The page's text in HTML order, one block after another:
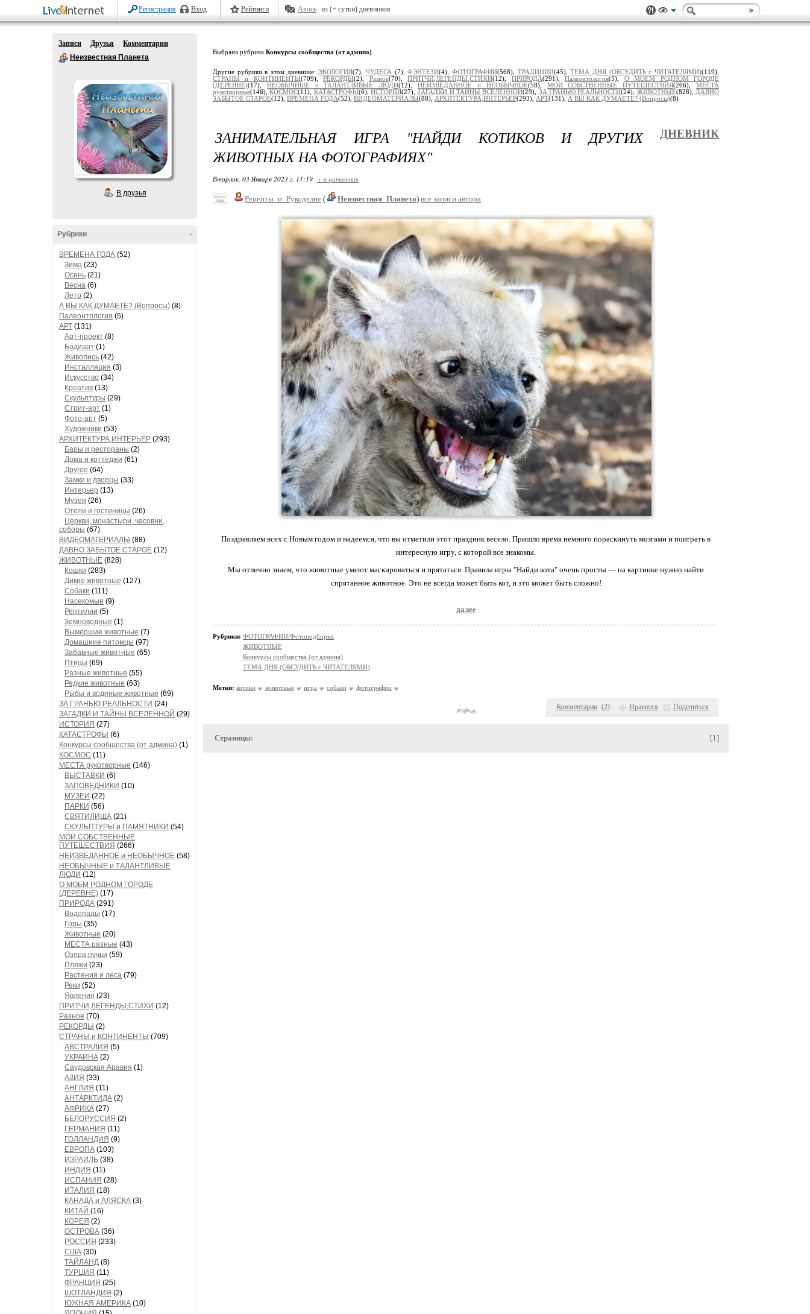
Регистрация Вход Рейтинги Авось из (+ сутки) дневников
Записи Друзья
Комментарии
Неизвестная Планета
В друзья
-
Рубрики
ВРЕМЕНА ГОДА (52)
Зима (23)
Осень (21)
Весна (6)
Лето (2)
А ВЫ КАК ДУМАЕТЕ? (Вопросы) (8)
Палеонтология (5)
АРТ (131)
Арт-проект (8)
Бодиарт (1)
Живопись (42)
Инсталляция (3)
Искусство (34)
Креатив (13)
Скульптуры (29)
Стрит-арт (1)
Фото-арт (5)
Художники (53)
АРХИТЕКТУРА,ИНТЕРЬЕР (293)
Бары и рестораны (2)
Дома и коттеджи (61)
Другое (64)
Замки и дворцы (33)
Интерьер (13)
Музеи (26)
Отели и гостиницы (26)
Церкви, монастыри, часовни,
соборы (67)
ВИДЕОМАТЕРИАЛЫ (88)
ДАВНО ЗАБЫТОЕ СТАРОЕ (12)
ЖИВОТНЫЕ (828)
Кошки (283)
Дикие животные (127)
Собаки (111)
Насекомые (9)
Рептилии (5)
Земноводные (1)
Вымершие животные (7)
Домашние питомцы (97)
Забавные животные (65)
Птицы (69)
Разные животные (55)
Редкие животные (63)
Рыбы и водяные животные (69)
ЗА ГРАНЬЮ РЕАЛЬНОСТИ (24)
ЗАГАДКИ И ТАЙНЫ ВСЕЛЕННОЙ (29)
ИСТОРИЯ (27)
КАТАСТРОФЫ (6)
Конкурсы сообщества (от админа) (1)
КОСМОС (11)
МЕСТА рукотворные (146)
ВЫСТАВКИ (6)
ЗАПОВЕДНИКИ (10)
МУЗЕИ (22)
ПАРКИ (56)
СВЯТИЛИЩА (21)
СКУЛЬПТУРЫ и ПАМЯТНИКИ (54)
МОИ СОБСТВЕННЫЕ
ПУТЕШЕСТВИЯ (266)
НЕИЗВЕДАННОЕ и НЕОБЫЧНОЕ (58)
НЕОБЫЧНЫЕ и ТАЛАНТЛИВЫЕ
ЛЮДИ (12)
О МОЕМ РОДНОМ ГОРОДЕ
(ДЕРЕВНЕ) (17)
ПРИРОДА (291)
Водопады (17)
Горы (35)
Животные (20)
МЕСТА разные (43)
Озера,ручьи (59)
Пляжи (23)
Растения и леса (79)
Реки (52)
Явления (23)
ПРИТЧИ,ЛЕГЕНДЫ,СТИХИ (12)
Разное (70)
РЕКОРДЫ (2)
СТРАНЫ и КОНТИНЕНТЫ (709)
АВСТРАЛИЯ (5)
УКРАИНА (2)
Саудовская Аравия (1)
АЗИЯ (33)
АНГЛИЯ (11)
АНТАРКТИДА (2)
АФРИКА (27)
БЕЛОРУССИЯ (2)
ГЕРМАНИЯ (11)
ГОЛЛАНДИЯ (9)
ЕВРОПА (103)
ИЗРАИЛЬ (38)
ИНДИЯ (11)
ИСПАНИЯ (28)
ИТАЛИЯ (18)
КАНАДА и АЛЯСКА (3)
КИТАЙ (16)
КОРЕЯ (2)
ОСТРОВА (36)
РОССИЯ (233)
США (30)
ТАЙЛАНД (8)
ТУРЦИЯ (11)
ФРАНЦИЯ (25)
ШОТЛАНДИЯ (2)
ЮЖНАЯ АМЕРИКА (10)
Выбрана рубрика Конкурсы сообщества (от админа)
Другие рубрики в этом дневнике:ЭКОЛОГИЯ(7),ЧУДЕСА (7),ФЭНТЕЗИ(4),ФОТОГРАФИИ(568), ТРАДИЦИИ(45),ТЕМА ДНЯ (ОБСУДИТЬ с ЧИТАТЕЛЯМИ)(119),
СТРАНЫ и КОНТИНЕНТЫ(709),РЕКОРДЫ(2), Разное(70),ПРИТЧИ,ЛЕГЕНДЫ,СТИХИ(12), ПРИРОДА(291),Палеонтология(5), О МОЕМ РОДНОМ ГОРОДЕ
(ДЕРЕВНЕ)(17), НЕОБЫЧНЫЕ и ТАЛАНТЛИВЫЕ ЛЮДИ(12),НЕИЗВЕДАННОЕ и НЕОБЫЧНОЕ(58), МОИ СОБСТВЕННЫЕ ПУТЕШЕСТВИЯ(266),МЕСТА
рукотворные(146),КОСМОС(11), КАТАСТРОФЫ(6),ИСТОРИЯ(27),ЗАГАДКИ И ТАЙНЫ ВСЕЛЕННОЙ(29), ЗА ГРАНЬЮ РЕАЛЬНОСТИ(24), ЖИВОТНЫЕ(828), ДАВНО
ЗАБЫТОЕ СТАРОЕ(12), ВРЕМЕНА ГОДА(52), ВИДЕОМАТЕРИАЛЫ(88), АРХИТЕКТУРА,ИНТЕРЬЕР(293), АРТ(131), А ВЫ КАК ДУМАЕТЕ? (Вопросы)(8)
Комментарии (2) Нравится Поделиться
ЗАНИМАТЕЛЬНАЯ ИГРА "НАЙДИ КОТИКОВ И ДРУГИХ
ЖИВОТНЫХ НА ФОТОГРАФИЯХ"
ДНЕВНИК
Вторник, 03 Января 2023 г. 11:19 + в цитатник
Рецепты_и_Рукоделие ( Неизвестная_Планета) все записи автора
Поздравляем всех с Новым годом и надеемся, что вы отметили этот праздник весело. Пришло время немного пораскинуть мозгами и поиграть в
интересную игру, с которой все знакомы.
Мы отлично знаем, что животные умеют маскироваться и прятаться. Правила игры "Найди кота" очень просты — на картинке нужно найти
спрятанное животное. Это не всегда может быть кот, и это может быть сложно!
далее
Рубрики: ФОТОГРАФИИ/Фотоподборки
ЖИВОТНЫЕ
Конкурсы сообщества (от админа)
ТЕМА ДНЯ (ОБСУДИТЬ с ЧИТАТЕЛЯМИ)
Метки: котики животные игра собаки фотографии
Страницы: [1]